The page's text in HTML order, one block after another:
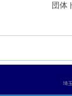
団体トー
埼